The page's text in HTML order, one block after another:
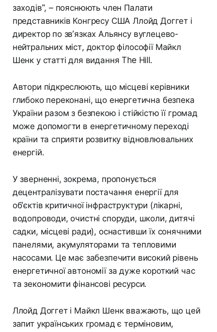
заходів", – пояснюють член Палати
представників Конгресу США Ллойд Доггет і
директор по зв’язках Альянсу вуглецево-
нейтральних міст, доктор філософії Майкл
Шенк у статті для видання The Hill.
Автори підкреслюють, що місцеві керівники
глибоко переконані, що енергетична безпека
України разом з безпекою і стійкістю її громад
може допомогти в енергетичному переході
країни та сприяти розвитку відновлювальних
енергій.
У зверненні, зокрема, пропонується
децентралізувати постачання енергії для
об’єктів критичної інфраструктури (лікарні,
водопроводи, очистні споруди, школи, дитячі
садки, місцеві ради), оснастивши їх сонячними
панелями, акумуляторами та тепловими
насосами. Це має забезпечити високий рівень
енергетичної автономії за дуже короткий час
та зекономити фінансові ресурси.
Ллойд Доггет і Майкл Шенк вважають, що цей
запит українських громад є терміновим,